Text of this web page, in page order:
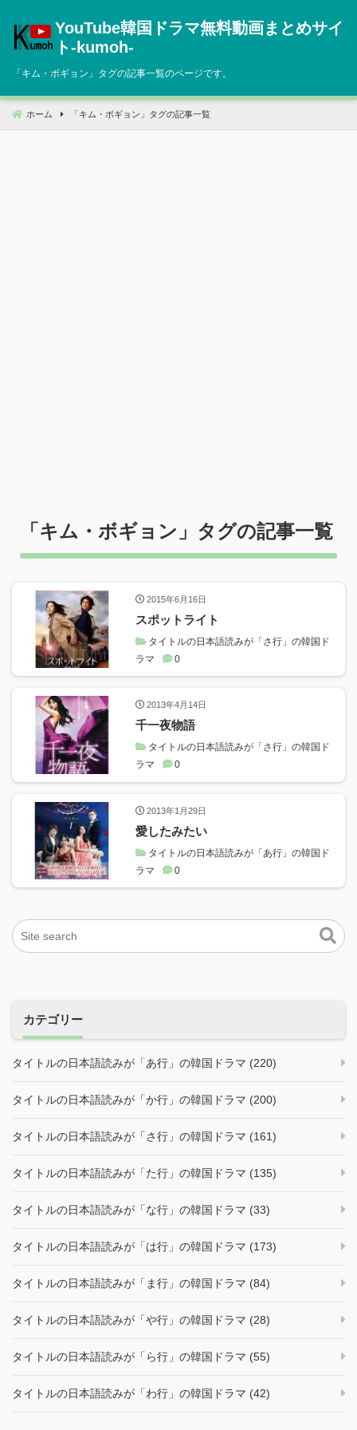
へ
動
YouTube韓国ドラマ無料動画まとめサイ
ト‐kumoh‐
「キム・ボギョン 」タグの記事一覧のページです。
ホーム 「 キム・ボギョン 」タグの記事一覧
「キム・ボギョン 」タグの記事一覧
2015年6月16日
スポットライト
タイトルの日本語読みが「さ行」の韓国ド
ラマ
0
2013年4月14日
千一夜物語
タイトルの日本語読みが「さ行」の韓国ド
ラマ
0
2013年1月29日
愛したみたい
タイトルの日本語読みが「あ行」の韓国ド
ラマ
0
カテゴリー
タイトルの日本語読みが「あ行」の韓国ドラマ (220)
タイトルの日本語読みが「か行」の韓国ドラマ (200)
タイトルの日本語読みが「さ行」の韓国ドラマ (161)
タイトルの日本語読みが「た行」の韓国ドラマ (135)
タイトルの日本語読みが「な行」の韓国ドラマ (33)
タイトルの日本語読みが「は行」の韓国ドラマ (173)
タイトルの日本語読みが「ま行」の韓国ドラマ (84)
タイトルの日本語読みが「や行」の韓国ドラマ (28)
タイトルの日本語読みが「ら行」の韓国ドラマ (55)
タイトルの日本語読みが「わ行」の韓国ドラマ (42)